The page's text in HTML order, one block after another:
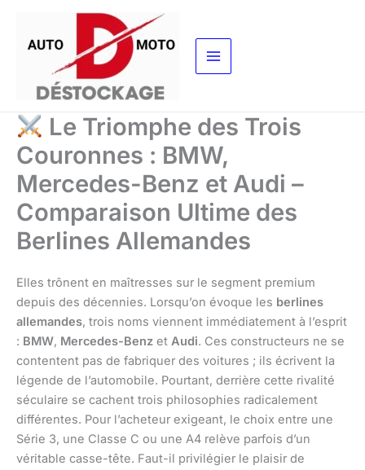
contenu
Le Triomphe des Trois
Couronnes : BMW,
Mercedes-Benz et Audi –
Comparaison Ultime des
Berlines Allemandes
Elles trônent en maîtresses sur le segment premium
depuis des décennies. Lorsqu’on évoque les berlines
allemandes, trois noms viennent immédiatement à l’esprit
: BMW, Mercedes-Benz et Audi. Ces constructeurs ne se
contentent pas de fabriquer des voitures ; ils écrivent la
légende de l’automobile. Pourtant, derrière cette rivalité
séculaire se cachent trois philosophies radicalement
différentes. Pour l’acheteur exigeant, le choix entre une
Série 3, une Classe C ou une A4 relève parfois d’un
véritable casse-tête. Faut-il privilégier le plaisir de